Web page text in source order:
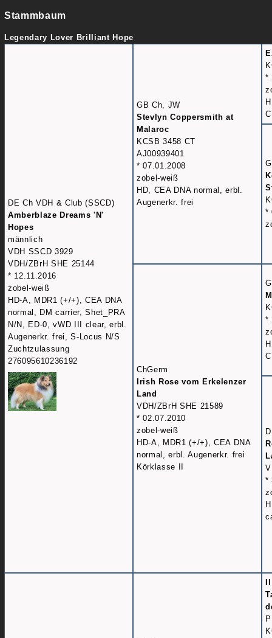
Stammbaum
Legendary Lover Brilliant Hope
DE Ch VDH & Club (SSCD)
Amberblaze Dreams 'N'
Hopes
männlich
VDH SSCD 3929
VDH/ZBrH SHE 25144
* 12.11.2016
zobel-weiß
HD-A, MDR1 (+/+), CEA DNA
normal, DM carrier, Shet_PRA
N/N, ED-0, vWD III clear, erbl.
Augenerkr. frei, S-Locus N/S
Zuchtzulassung
276095610236192
GB Ch, JW
Stevlyn Coppersmith at
Malaroc
KCSB 3458 CT
AJ00939401
* 07.01.2008
zobel-weiß
HD, CEA DNA normal, erbl.
Augenerkr. frei
*
*
ChGerm
Irish Rose vom Erkelenzer
Land
VDH/ZBrH SHE 21589
* 02.07.2010
zobel-weiß
HD-A, MDR1 (+/+), CEA DNA
normal, erbl. Augenerkr. frei
Körklasse II
*
*